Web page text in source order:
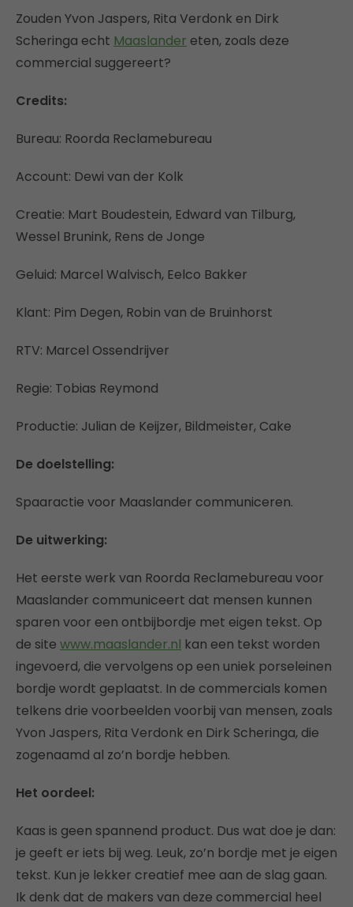
Zouden Yvon Jaspers, Rita Verdonk en Dirk
Scheringa echt Maaslander eten, zoals deze
commercial suggereert?
Credits:
Bureau: Roorda Reclamebureau
Account: Dewi van der Kolk
Creatie: Mart Boudestein, Edward van Tilburg,
Wessel Brunink, Rens de Jonge
Geluid: Marcel Walvisch, Eelco Bakker
Klant: Pim Degen, Robin van de Bruinhorst
RTV: Marcel Ossendrijver
Regie: Tobias Reymond
Productie: Julian de Keijzer, Bildmeister, Cake
De doelstelling:
Spaaractie voor Maaslander communiceren.
De uitwerking:
Het eerste werk van Roorda Reclamebureau voor
Maaslander communiceert dat mensen kunnen
sparen voor een ontbijbordje met eigen tekst. Op
de site www.maaslander.nl kan een tekst worden
ingevoerd, die vervolgens op een uniek porseleinen
bordje wordt geplaatst. In de commercials komen
telkens drie voorbeelden voorbij van mensen, zoals
Yvon Jaspers, Rita Verdonk en Dirk Scheringa, die
zogenaamd al zo’n bordje hebben.
Het oordeel:
Kaas is geen spannend product. Dus wat doe je dan:
je geeft er iets bij weg. Leuk, zo’n bordje met je eigen
tekst. Kun je lekker creatief mee aan de slag gaan.
Ik denk dat de makers van deze commercial heel